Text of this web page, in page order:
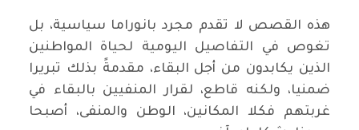
هذه القصص لا تقدم مجرد بانوراما سياسية، بل
تغوص في التفاصيل اليومية لحياة المواطنين
الذين يكابدون من أجل البقاء، مقدمةً بذلك تبريرا
ضمنيا، ولكنه قاطع، لقرار المنفيين بالبقاء في
غربتهم فكلا المكانين، الوطن والمنفى، أصبحا